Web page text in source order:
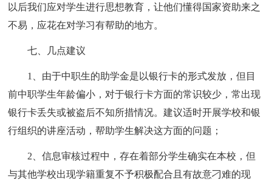
以后我们应对学生进行思想教育，让他们懂得国家资助来之
不易，应花在对学习有帮助的地方。
七、几点建议
1、由于中职生的助学金是以银行卡的形式发放，但目
前中职学生年龄偏小，对于银行卡方面的常识较少，常出现
银行卡丢失或被盗后不知所措情况。建议适时开展学校和银
行组织的讲座活动，帮助学生解决这方面的问题；
2、信息审核过程中，存在着部分学生确实在本校，但
与其他学校出现学籍重复不予积极配合且有故意刁难的现